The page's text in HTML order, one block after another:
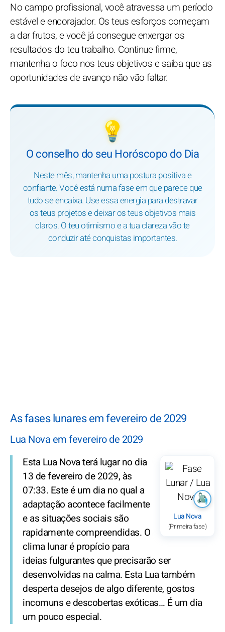
No campo profissional, você atravessa um período
estável e encorajador. Os teus esforços começam
a dar frutos, e você já consegue enxergar os
resultados do teu trabalho. Continue firme,
mantenha o foco nos teus objetivos e saiba que as
oportunidades de avanço não vão faltar.
💡
O conselho do seu Horóscopo do Dia
Neste mês, mantenha uma postura positiva e
confiante. Você está numa fase em que parece que
tudo se encaixa. Use essa energia para destravar
os teus projetos e deixar os teus objetivos mais
claros. O teu otimismo e a tua clareza vão te
conduzir até conquistas importantes.
As fases lunares em fevereiro de 2029
Lua Nova em fevereiro de 2029
Lua Nova
(Primeira fase)
Esta Lua Nova terá lugar no dia
13 de fevereiro de 2029, às
07:33. Este é um dia no qual a
adaptação acontece facilmente
e as situações sociais são
rapidamente compreendidas. O
clima lunar é propício para
ideias fulgurantes que precisarão ser
desenvolvidas na calma. Esta Lua também
desperta desejos de algo diferente, gostos
incomuns e descobertas exóticas… É um dia
um pouco especial.